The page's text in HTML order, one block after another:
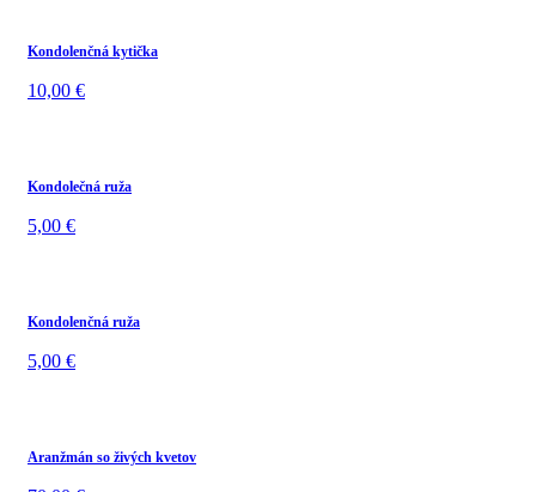
Kondolenčná kytička
10,00 €
Kondolečná ruža
5,00 €
Kondolenčná ruža
5,00 €
Aranžmán so živých kvetov